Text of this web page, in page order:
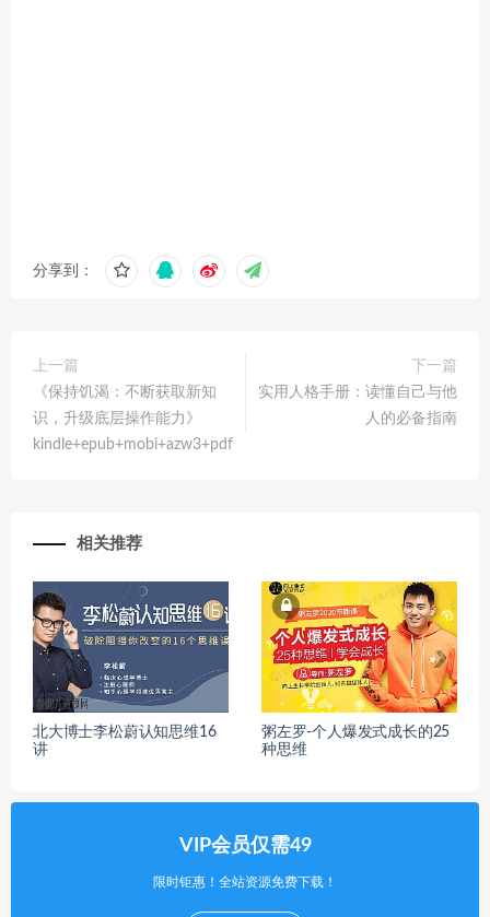
分享到：
上一篇
《保持饥渴：不断获取新知
识，升级底层操作能力》
kindle+epub+mobi+azw3+pdf
下一篇
实用人格手册：读懂自己与他
人的必备指南
相关推荐
北大博士李松蔚认知思维16
讲
粥左罗-个人爆发式成长的25
种思维
VIP会员仅需49
限时钜惠！全站资源免费下载！